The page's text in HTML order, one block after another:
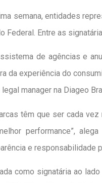
semana, entidades
Federal. Entre as
de agências e
da experiência do
legal manager na Diageo
têm que ser cada
performance”,
e responsabilidade
como signatária ao